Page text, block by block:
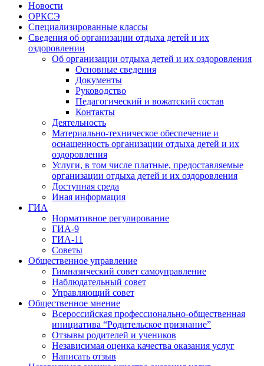
Новости
ОРКСЭ
Специализированные классы
Сведения об организации отдыха детей и их
оздоровлении
Об организации отдыха детей и их оздоровления
Основные сведения
Документы
Руководство
Педагогический и вожатский состав
Контакты
Деятельность
Материально-техническое обеспечение и
оснащенность организации отдыха детей и их
оздоровления
Услуги, в том числе платные, предоставляемые
организации отдыха детей и их оздоровления
Доступная среда
Иная информация
ГИА
Нормативное регулирование
ГИА-9
ГИА-11
Советы
Общественное управление
Гимназический совет самоуправление
Наблюдательный совет
Управляющий совет
Общественное мнение
Всероссийская профессионально-общественная
инициатива “Родительское признание”
Отзывы родителей и учеников
Независимая оценка качества оказания услуг
Написать отзыв